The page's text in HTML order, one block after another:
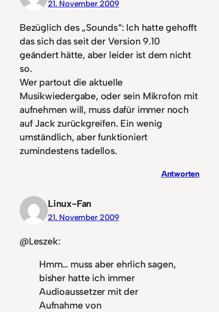
21. November 2009
Bezüglich des „Sounds“: Ich hatte gehofft
das sich das seit der Version 9.10
geändert hätte, aber leider ist dem nicht
so.
Wer partout die aktuelle
Musikwiedergabe, oder sein Mikrofon mit
aufnehmen will, muss dafür immer noch
auf Jack zurückgreifen. Ein wenig
umständlich, aber funktioniert
zumindestens tadellos.
Antworten
Linux-Fan
21. November 2009
@Leszek:
Hmm… muss aber ehrlich sagen,
bisher hatte ich immer
Audioaussetzer mit der
Aufnahme von